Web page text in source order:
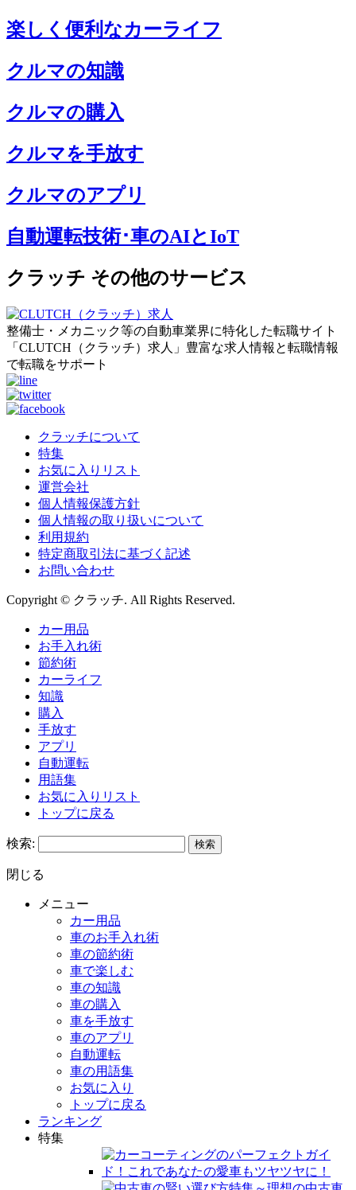
楽しく便利なカーライフ
クルマの知識
クルマの購入
クルマを手放す
クルマのアプリ
自動運転技術･車のAIとIoT
クラッチ その他のサービス
整備士・メカニック等の自動車業界に特化した転職サイト
「CLUTCH（クラッチ）求人」豊富な求人情報と転職情報
で転職をサポート
クラッチについて
特集
お気に入りリスト
運営会社
個人情報保護方針
個人情報の取り扱いについて
利用規約
特定商取引法に基づく記述
お問い合わせ
Copyright © クラッチ. All Rights Reserved.
カー用品
お手入れ術
節約術
カーライフ
知識
購入
手放す
アプリ
自動運転
用語集
お気に入りリスト
トップに戻る
検索:
閉じる
メニュー
カー用品
車のお手入れ術
車の節約術
車で楽しむ
車の知識
車の購入
車を手放す
車のアプリ
自動運転
車の用語集
お気に入り
トップに戻る
ランキング
特集